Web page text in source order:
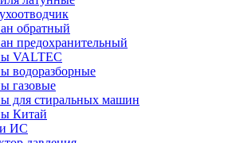
обратный
предохранительный
VALTEC
водоразборные
газовые
для стиральных машин
Китай
ИС